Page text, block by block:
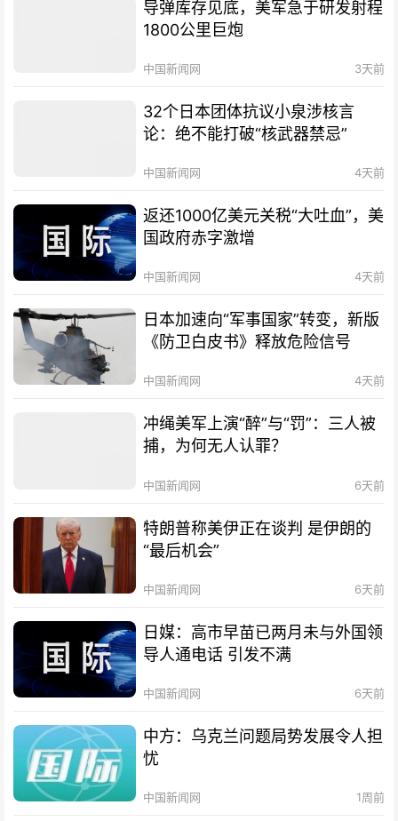
导弹库存见底，美军急于研发射程
1800公里巨炮
中国新闻网 3天前
32个日本团体抗议小泉涉核言
论：绝不能打破“核武器禁忌”
中国新闻网 4天前
返还1000亿美元关税“大吐血”，美
国政府赤字激增
中国新闻网 4天前
日本加速向“军事国家”转变，新版
《防卫白皮书》释放危险信号
中国新闻网 4天前
冲绳美军上演“醉”与“罚”：三人被
捕，为何无人认罪？
中国新闻网 6天前
特朗普称美伊正在谈判 是伊朗的
“最后机会”
中国新闻网 6天前
日媒：高市早苗已两月未与外国领
导人通电话 引发不满
中国新闻网 6天前
中方：乌克兰问题局势发展令人担
忧
中国新闻网 1周前